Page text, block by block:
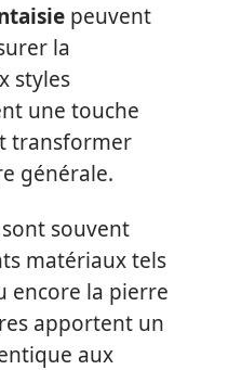
peuvent
la
styles
une touche
transformer
générale.
sont souvent
matériaux tels
encore la pierre
apportent un
aux